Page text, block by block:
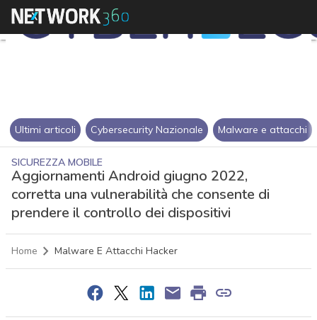
Ultimi articoli Cybersecurity Nazionale Malware e attacchi
SICUREZZA MOBILE
Aggiornamenti Android giugno 2022,
corretta una vulnerabilità che consente di
prendere il controllo dei dispositivi
Home Malware E Attacchi Hacker